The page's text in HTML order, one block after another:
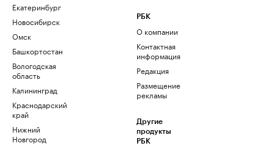
Екатеринбург
Новосибирск
Омск
Башкортостан
Вологодская
область
Калининград
Краснодарский
край
Нижний
Новгород
РБК
О компании
Контактная
информация
Редакция
Размещение
рекламы
Другие
продукты
РБК